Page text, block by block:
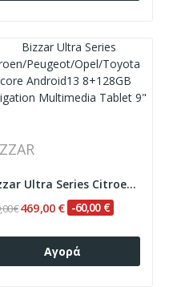
Bizzar Ultra Series Citroen/Peugeot/Opel/Toyota...
€469,00 € -60,00 €
Αγορά